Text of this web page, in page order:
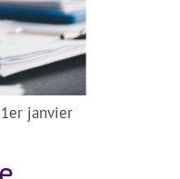
janvier